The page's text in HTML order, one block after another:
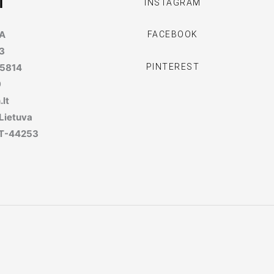
44253
INSTAGRAM
FACEBOOK
PINTEREST